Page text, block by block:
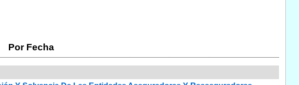
Por Fecha